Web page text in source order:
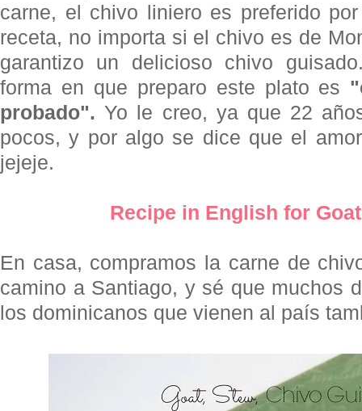
carne, el chivo liniero es preferido
receta, no importa si el chivo es de
garantizo un delicioso chivo
forma en que preparo este plato es
probado". Yo le creo, ya que 22
pocos, y por algo se dice que el
jejeje.
Recipe in English for
En casa, compramos la carne de
camino a Santiago, y sé que muchos
los dominicanos que vienen al país